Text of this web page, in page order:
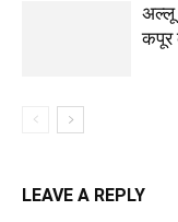
अल्लू
कपूर
LEAVE A REPLY